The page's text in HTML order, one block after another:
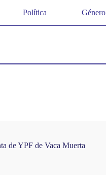
Política Género
de YPF de Vaca Muerta